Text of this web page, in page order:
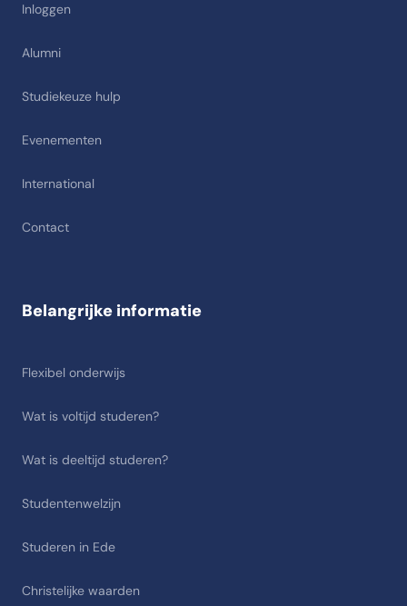
Inloggen
Alumni
Studiekeuze hulp
Evenementen
International
Contact
Belangrijke informatie
Flexibel onderwijs
Wat is voltijd studeren?
Wat is deeltijd studeren?
Studentenwelzijn
Studeren in Ede
Christelijke waarden